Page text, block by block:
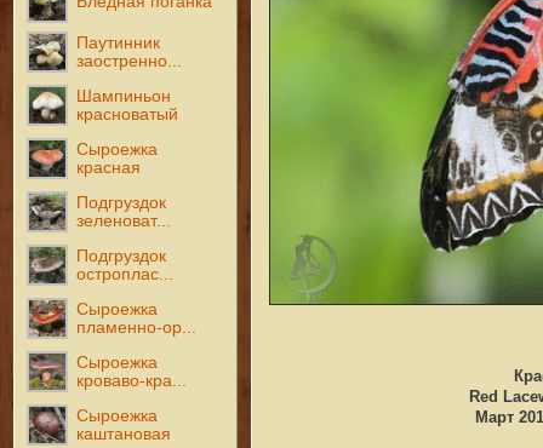
Паутинник
заостренно...
Шампиньон
красноватый
Сыроежка
красная
Подгруздок
зеленоват...
Подгруздок
остроплас...
Сыроежка
пламенно-ор...
Сыроежка
кроваво-кра...
Сыроежка
каштановая
Red
Март